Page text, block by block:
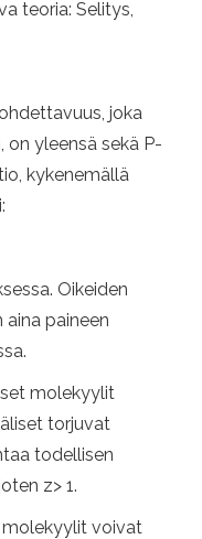
teoria: Selitys,
joka
on yleensä sekä P-
kykenemällä
Oikeiden
paineen
molekyylit
torjuvat
todellisen
z> 1.
molekyylit voivat